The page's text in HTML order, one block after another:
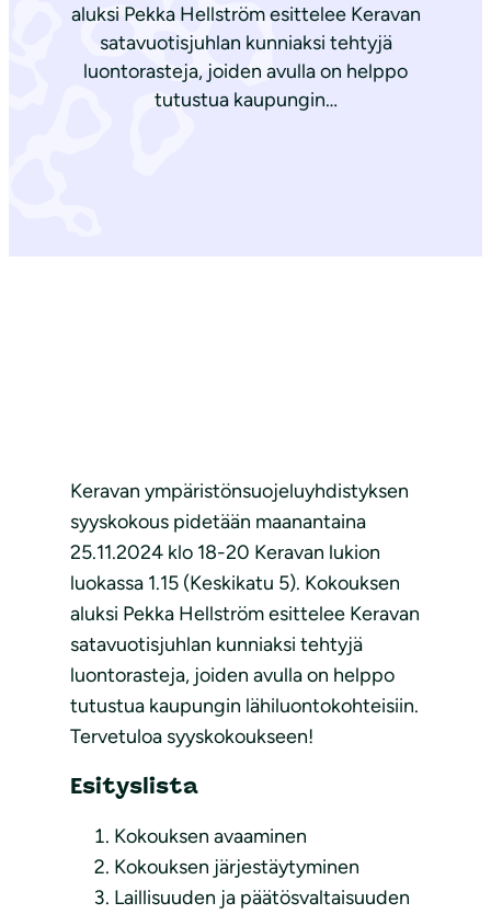
aluksi Pekka Hellström esittelee Keravan
satavuotisjuhlan kunniaksi tehtyjä
luontorasteja, joiden avulla on helppo
tutustua kaupungin…
Keravan ympäristönsuojeluyhdistyksen
syyskokous pidetään maanantaina
25.11.2024 klo 18-20 Keravan lukion
luokassa 1.15 (Keskikatu 5). Kokouksen
aluksi Pekka Hellström esittelee Keravan
satavuotisjuhlan kunniaksi tehtyjä
luontorasteja, joiden avulla on helppo
tutustua kaupungin lähiluontokohteisiin.
Tervetuloa syyskokoukseen!
Esityslista
Kokouksen avaaminen
Kokouksen järjestäytyminen
Laillisuuden ja päätösvaltaisuuden